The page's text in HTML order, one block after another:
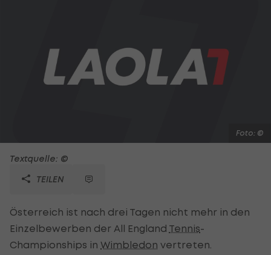
Foto: ©
Textquelle: ©
TEILEN
Österreich ist nach drei Tagen nicht mehr in den
Einzelbewerben der All England Tennis-
Championships in Wimbledon vertreten.